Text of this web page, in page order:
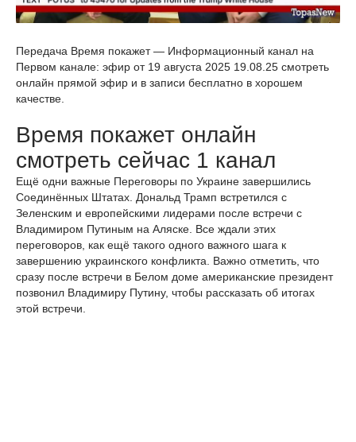
Передача Время покажет — Информационный канал на
Первом канале: эфир от 19 августа 2025 19.08.25 смотреть
онлайн прямой эфир и в записи бесплатно в хорошем
качестве.
Время покажет онлайн
смотреть сейчас 1 канал
Ещё одни важные Переговоры по Украине завершились
Соединённых Штатах. Дональд Трамп встретился с
Зеленским и европейскими лидерами после встречи с
Владимиром Путиным на Аляске. Все ждали этих
переговоров, как ещё такого одного важного шага к
завершению украинского конфликта. Важно отметить, что
сразу после встречи в Белом доме американские президент
позвонил Владимиру Путину, чтобы рассказать об итогах
этой встречи.